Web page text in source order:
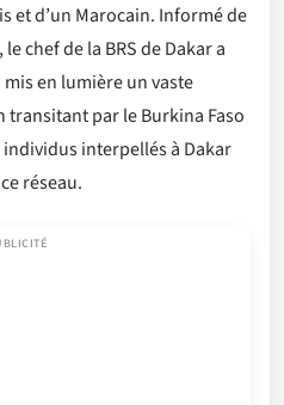
et d’un Marocain. Informé de
chef de la BRS de Dakar a
en lumière un vaste
transitant par le Burkina Faso
individus interpellés à Dakar
réseau.